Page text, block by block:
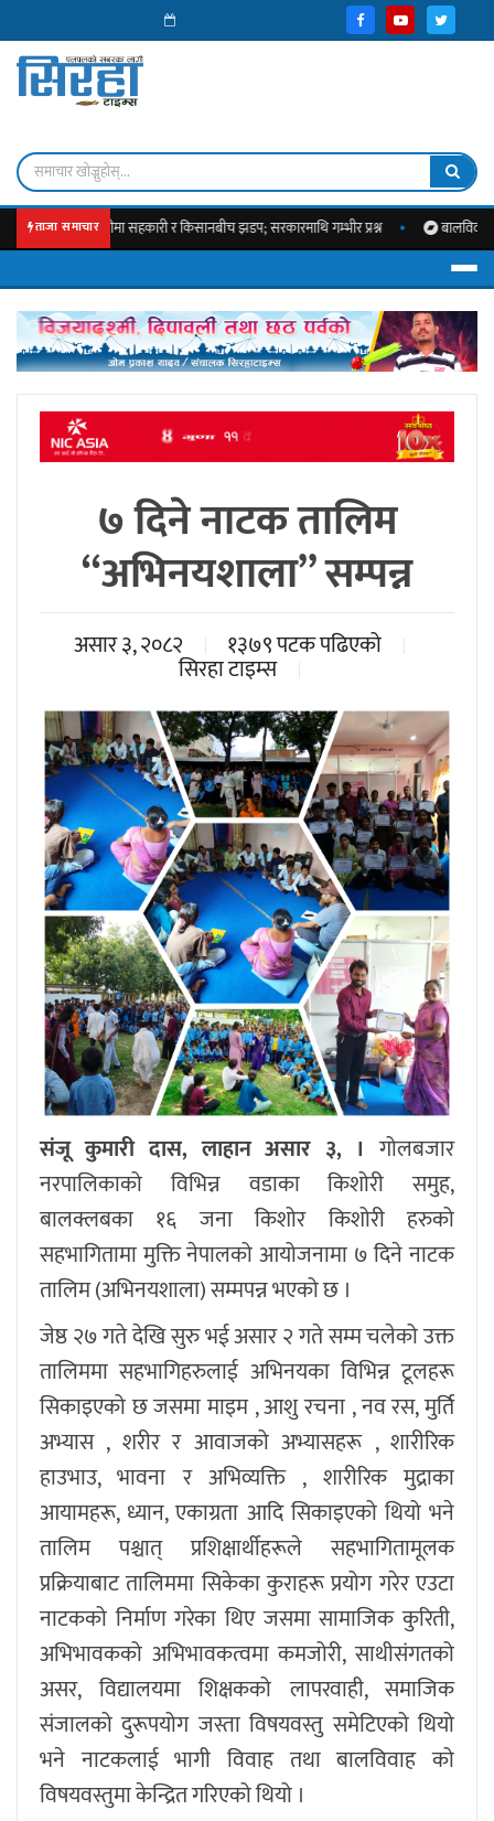
ताजा समाचार
सहकारी र किसानबीच झडप; सरकारमाथि गम्भीर प्रश्न बालविवाहको
७ दिने नाटक तालिम
“अभिनयशाला” सम्पन्न
असार ३, २०८२ १३७९ पटक पढिएको
सिरहा टाइम्स
संजू कुमारी दास, लाहान असार ३, ।गोलबजार
नरपालिकाको विभिन्न वडाका किशोरी समुह,
बालक्लबका १६ जना किशोर किशोरी हरुको
सहभागितामा मुक्ति नेपालको आयोजनामा ७ दिने नाटक
तालिम (अभिनयशाला) सम्मपन्न भएको छ ।
जेष्ठ २७ गते देखि सुरु भई असार २ गते सम्म चलेको उक्त
तालिममा सहभागिहरुलाई अभिनयका विभिन्न टूलहरू
सिकाइएको छ जसमा माइम , आशु रचना , नव रस, मुर्ति
अभ्यास , शरीर र आवाजको अभ्यासहरू , शारीरिक
हाउभाउ, भावना र अभिव्यक्ति , शारीरिक मुद्राका
आयामहरू, ध्यान, एकाग्रता आदि सिकाइएको थियो भने
तालिम पश्चात् प्रशिक्षार्थीहरूले सहभागितामूलक
प्रक्रियाबाट तालिममा सिकेका कुराहरू प्रयोग गरेर एउटा
नाटकको निर्माण गरेका थिए जसमा सामाजिक कुरिती,
अभिभावकको अभिभावकत्वमा कमजोरी, साथीसंगतको
असर, विद्यालयमा शिक्षकको लापरवाही, समाजिक
संजालको दुरूपयोग जस्ता विषयवस्तु समेटिएको थियो
भने नाटकलाई भागी विवाह तथा बालविवाह को
विषयवस्तुमा केन्द्रित गरिएको थियो ।